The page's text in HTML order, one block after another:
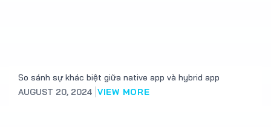
So sánh sự khác biệt giữa native app và hybrid app
AUGUST 20, 2024 VIEW MORE